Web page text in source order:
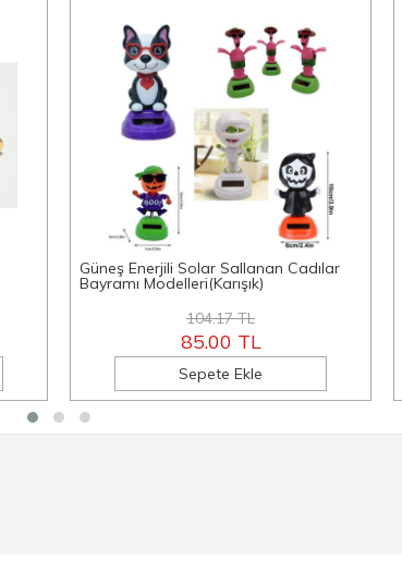
Güneş Enerjili Solar Sallanan Cadılar
Bayramı Modelleri(Karışık)
104.17 TL
85.00 TL
Sepete Ekle